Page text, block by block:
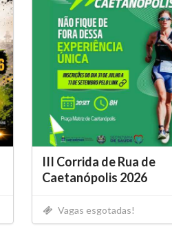
III Corrida de Rua de
Caetanópolis 2026
Vagas esgotadas!